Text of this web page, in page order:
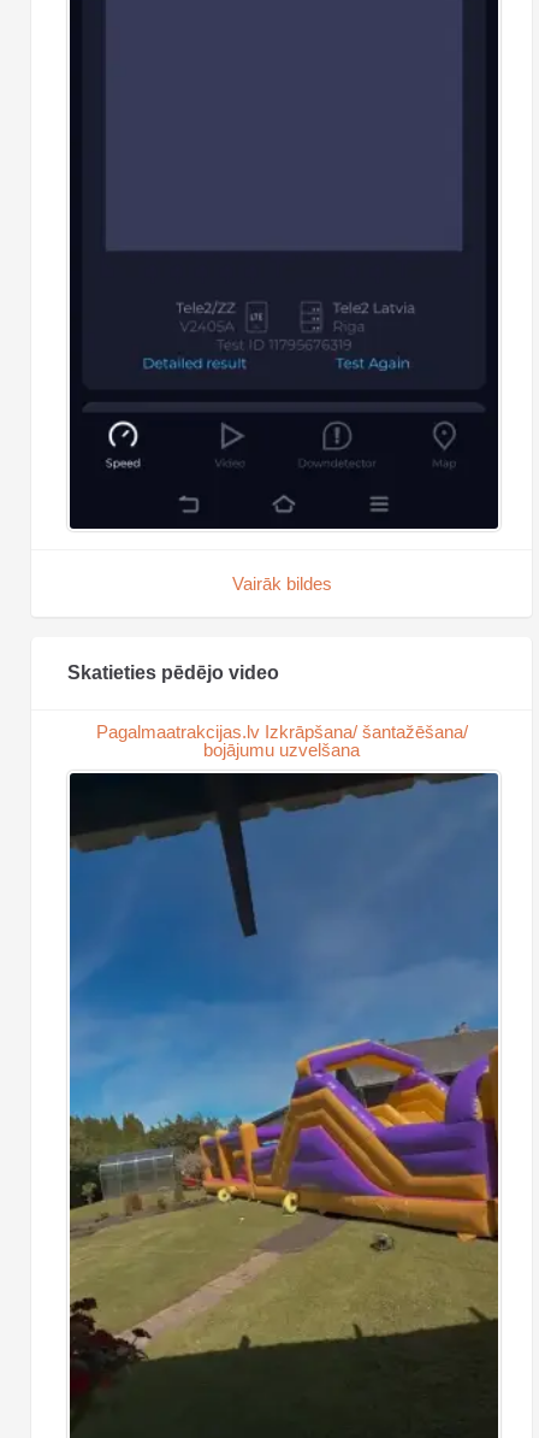
Vairāk bildes
Skatieties pēdējo video
Pagalmaatrakcijas.lv Izkrāpšana/ šantažēšana/
bojājumu uzvelšana